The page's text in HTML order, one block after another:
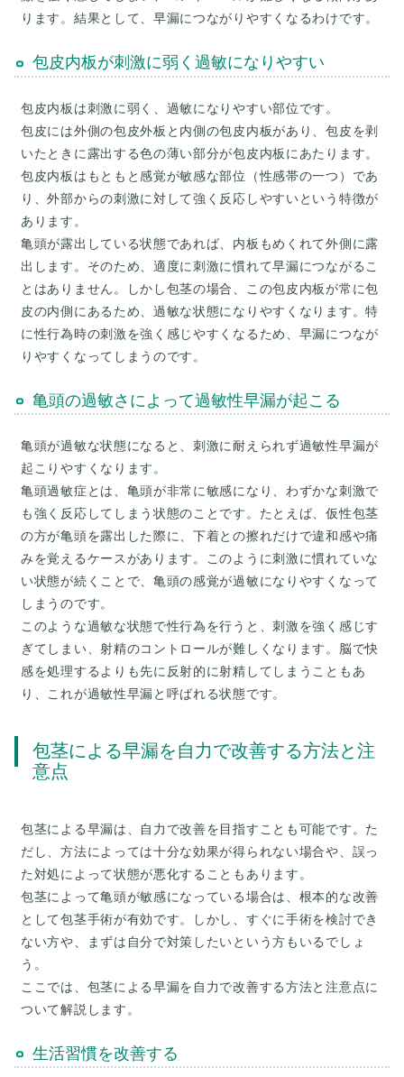
包皮内板が刺激に弱く過敏になりやすい
包皮内板は刺激に弱く、過敏になりやすい部位です。
包皮には外側の包皮外板と内側の包皮内板があり、包皮を剥
いたときに露出する色の薄い部分が包皮内板にあたります。
包皮内板はもともと感覚が敏感な部位（性感帯の一つ）であ
り、外部からの刺激に対して強く反応しやすいという特徴が
あります。
亀頭が露出している状態であれば、内板もめくれて外側に露
出します。そのため、適度に刺激に慣れて早漏につながるこ
とはありません。しかし包茎の場合、この包皮内板が常に包
皮の内側にあるため、過敏な状態になりやすくなります。特
に性行為時の刺激を強く感じやすくなるため、早漏につなが
亀頭の過敏さによって過敏性早漏が起こる
亀頭が過敏な状態になると、刺激に耐えられず過敏性早漏が
起こりやすくなります。
亀頭過敏症とは、亀頭が非常に敏感になり、わずかな刺激で
も強く反応してしまう状態のことです。たとえば、仮性包茎
の方が亀頭を露出した際に、下着との擦れだけで違和感や痛
みを覚えるケースがあります。このように刺激に慣れていな
い状態が続くことで、亀頭の感覚が過敏になりやすくなって
しまうのです。
このような過敏な状態で性行為を行うと、刺激を強く感じす
ぎてしまい、射精のコントロールが難しくなります。脳で快
感を処理するよりも先に反射的に射精してしまうこともあ
包茎による早漏を自力で改善する方法と注
意点
包茎による早漏は、自力で改善を目指すことも可能です。た
だし、方法によっては十分な効果が得られない場合や、誤っ
た対処によって状態が悪化することもあります。
包茎によって亀頭が敏感になっている場合は、根本的な改善
として包茎手術が有効です。しかし、すぐに手術を検討でき
ない方や、まずは自分で対策したいという方もいるでしょ
う。
ここでは、包茎による早漏を自力で改善する方法と注意点に
生活習慣を改善する